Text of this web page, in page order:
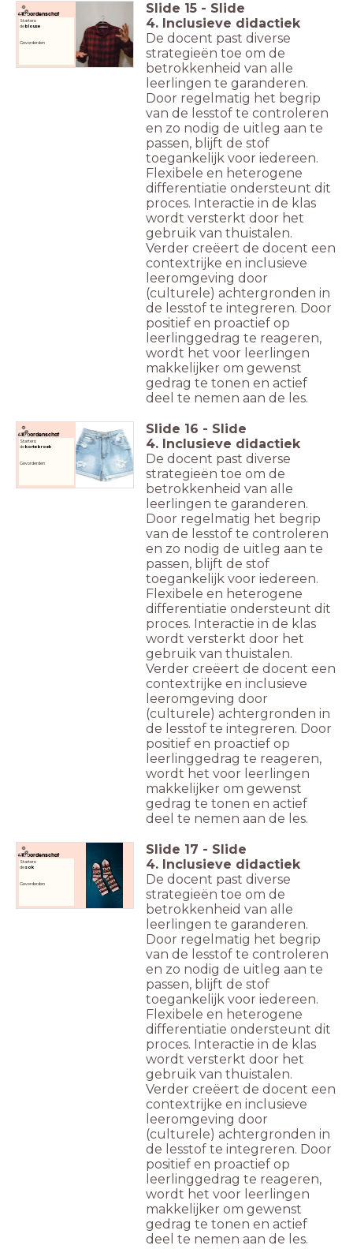
Woordenschat
Starters:
deblouse
Gevorderden
Slide 15 - Slide
4. Inclusieve didactiek
De docent past diverse
strategieën toe om de
betrokkenheid van alle
leerlingen te garanderen.
Door regelmatig het begrip
van de lesstof te controleren
en zo nodig de uitleg aan te
passen, blijft de stof
toegankelijk voor iedereen.
Flexibele en heterogene
differentiatie ondersteunt dit
proces. Interactie in de klas
wordt versterkt door het
gebruik van thuistalen.
Verder creëert de docent een
contextrijke en inclusieve
leeromgeving door
(culturele) achtergronden in
de lesstof te integreren. Door
positief en proactief op
leerlinggedrag te reageren,
wordt het voor leerlingen
makkelijker om gewenst
gedrag te tonen en actief
deel te nemen aan de les.
Woordenschat
Starters:
dekorte broek
Gevorderden
Slide 16 - Slide
4. Inclusieve didactiek
De docent past diverse
strategieën toe om de
betrokkenheid van alle
leerlingen te garanderen.
Door regelmatig het begrip
van de lesstof te controleren
en zo nodig de uitleg aan te
passen, blijft de stof
toegankelijk voor iedereen.
Flexibele en heterogene
differentiatie ondersteunt dit
proces. Interactie in de klas
wordt versterkt door het
gebruik van thuistalen.
Verder creëert de docent een
contextrijke en inclusieve
leeromgeving door
(culturele) achtergronden in
de lesstof te integreren. Door
positief en proactief op
leerlinggedrag te reageren,
wordt het voor leerlingen
makkelijker om gewenst
gedrag te tonen en actief
deel te nemen aan de les.
Woordenschat
Starters:
desok
Gevorderden
Slide 17 - Slide
4. Inclusieve didactiek
De docent past diverse
strategieën toe om de
betrokkenheid van alle
leerlingen te garanderen.
Door regelmatig het begrip
van de lesstof te controleren
en zo nodig de uitleg aan te
passen, blijft de stof
toegankelijk voor iedereen.
Flexibele en heterogene
differentiatie ondersteunt dit
proces. Interactie in de klas
wordt versterkt door het
gebruik van thuistalen.
Verder creëert de docent een
contextrijke en inclusieve
leeromgeving door
(culturele) achtergronden in
de lesstof te integreren. Door
positief en proactief op
leerlinggedrag te reageren,
wordt het voor leerlingen
makkelijker om gewenst
gedrag te tonen en actief
deel te nemen aan de les.